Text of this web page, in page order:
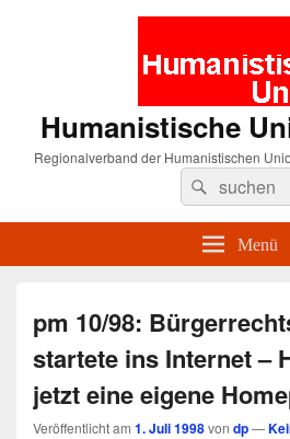
Humanistische
Regionalverband der Humanistischen
Suche
nach:
Suchen
Menü
pm 10/98:
startete ins Internet –
jetzt eine eigene
Veröffentlicht am 1. Juli 1998von dp—